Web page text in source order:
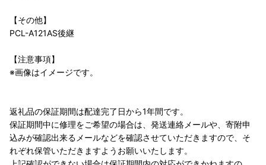
【その他】
PCL-A121AS後継
【注意事項】
※画像はイメージです。
返礼品の保証期間は配達完了日から1年間です。
保証期間中に修理をご希望の場合は、発送連絡メールや、寄附申
込みが確認出来るメールなどを確認させていただきますので、そ
れぞれ保管いただきますようお願いいたします。